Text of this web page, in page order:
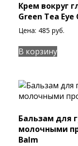
Крем вокруг
Green Tea Eye
Цена: 485 руб.
В корзину
Бальзам для
молочными
Balm